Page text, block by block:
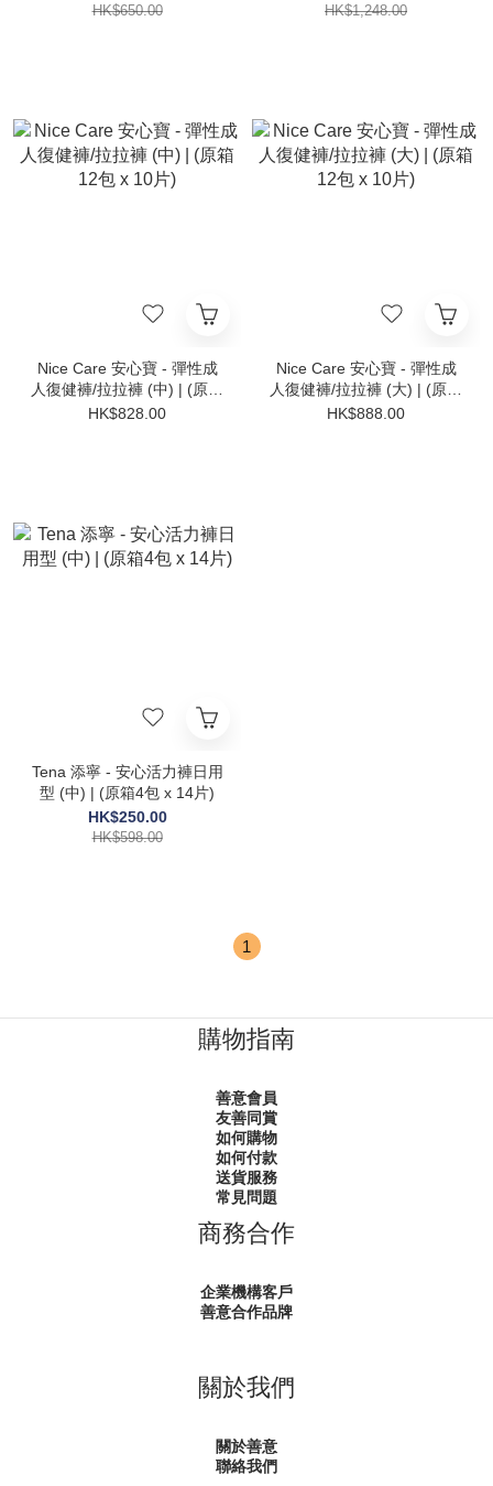
HK$650.00 HK$1,248.00
Nice Care 安心寶 - 彈性成
人復健褲/拉拉褲 (中) | (原箱
12包 x 10片)
HK$828.00
Nice Care 安心寶 - 彈性成
人復健褲/拉拉褲 (大) | (原箱
12包 x 10片)
HK$888.00
Tena 添寧 - 安心活力褲日用
型 (中) | (原箱4包 x 14片)
HK$250.00
HK$598.00
1
購物指南
善意會員
友善同賞
如何購物
如何付款
送貨服務
常見問題
商務合作
企業機構客戶
善意合作品牌
關於我們
關於善意
聯絡我們